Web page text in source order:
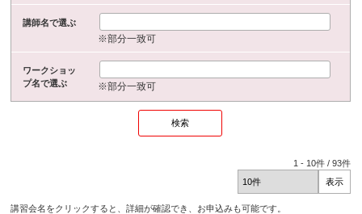
講師名で選ぶ
※部分一致可
ワークショッ
プ名で選ぶ
※部分一致可
1 - 10件 /93件
講習会名をクリックすると、詳細が確認でき、お申込みも可能です。